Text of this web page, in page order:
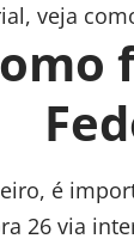
veja
é
26 via